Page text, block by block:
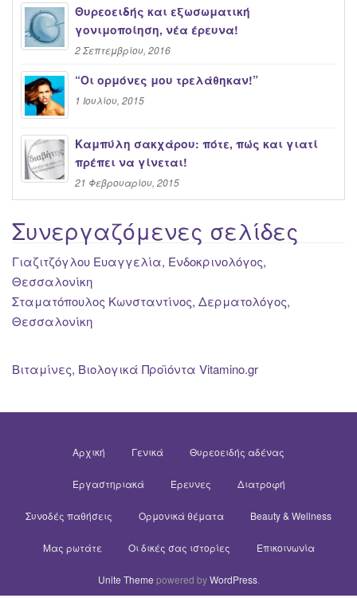
Θυρεοειδής και εξωσωματική
γονιμοποίηση, νέα έρευνα!
2 Σεπτεμβρίου, 2016
“Oι ορμόνες μου τρελάθηκαν!”
1 Ιουλίου, 2015
Καμπύλη σακχάρου: πότε, πώς και γιατί
πρέπει να γίνεται!
21 Φεβρουαρίου, 2015
Συνεργαζόμενες σελίδες
Γιαζιτζόγλου Ευαγγελία, Ενδοκρινολόγος,
Θεσσαλονίκη
Σταματόπουλος Κωνσταντίνος, Δερματολόγος,
Θεσσαλονίκη
Βιταμίνες, Βιολογικά Προϊόντα Vitamino.gr
Αρχική Γενικά Θυρεοειδής αδένας
Εργαστηριακά Έρευνες Διατροφή
Συνοδές παθήσεις Ορμονικά θέματα Beauty & Wellness
Μας ρωτάτε Οι δικές σας ιστορίες Επικοινωνία
Unite Theme powered byWordPress.